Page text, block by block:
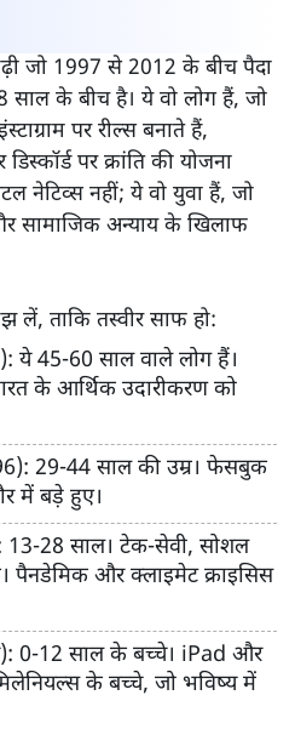
जो 1997 से 2012 के बीच पैदा
साल के बीच है। ये वो लोग हैं, जो
पर रील्स बनाते हैं,
पर क्रांति की योजना
नेटिव्स नहीं; ये वो युवा हैं, जो
और सामाजिक अन्याय के खिलाफ
लें, ताकि तस्वीर साफ हो:
45-60 साल वाले लोग हैं।
के आर्थिक उदारीकरण को
29-44 साल की उम्र। फेसबुक
में बड़े हुए।
28 साल। टेक-सेवी, सोशल
पैनडेमिक और क्लाइमेट क्राइसिस
0-12 साल के बच्चे। iPad और
के बच्चे, जो भविष्य में